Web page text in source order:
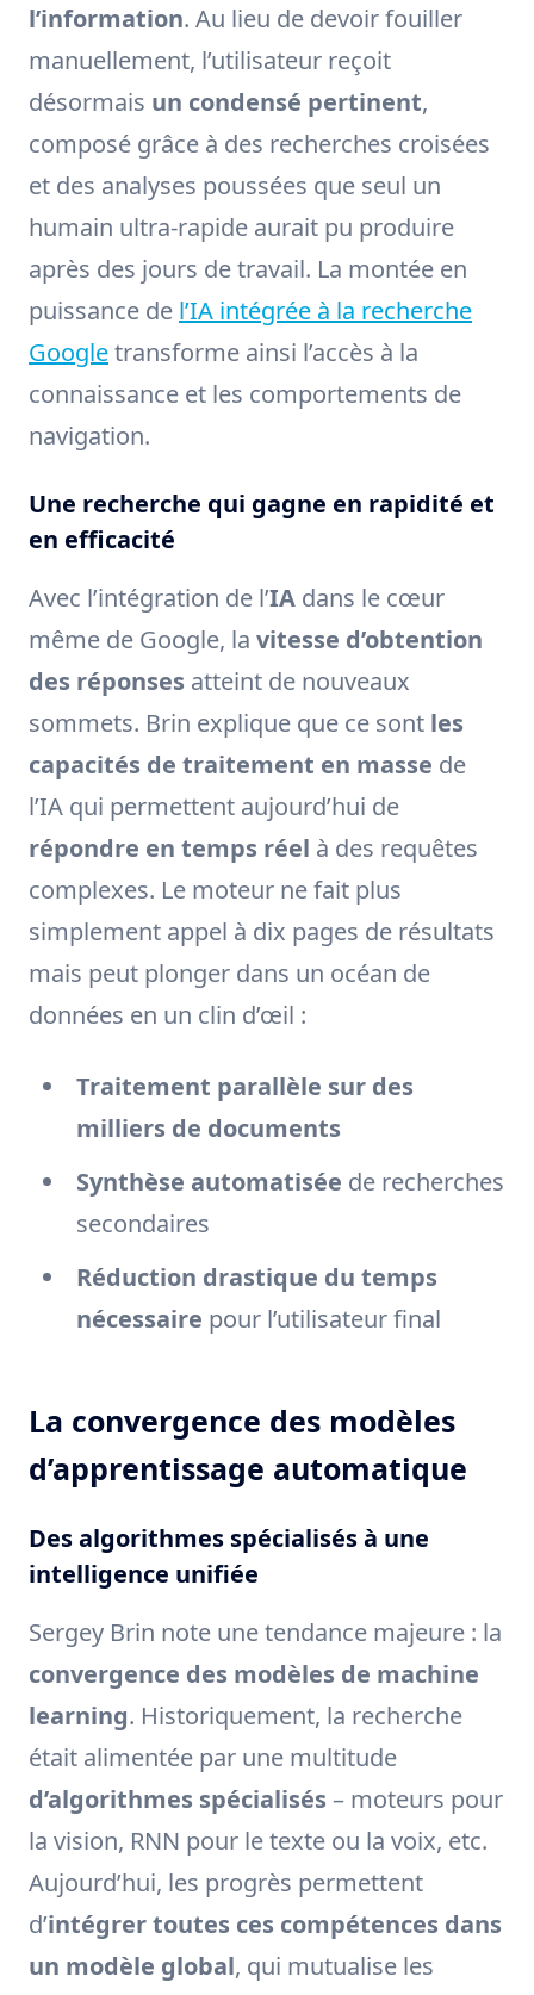
l’information. Au lieu de devoir fouiller
manuellement, l’utilisateur reçoit
désormais un condensé pertinent,
composé grâce à des recherches croisées
et des analyses poussées que seul un
humain ultra-rapide aurait pu produire
après des jours de travail. La montée en
puissance de l’IA intégrée à la recherche
Googletransforme ainsi l’accès à la
connaissance et les comportements de
navigation.
Une recherche qui gagne en rapidité et
en efficacité
Avec l’intégration de l’IA dans le cœur
même de Google, la vitesse d’obtention
des réponses atteint de nouveaux
sommets. Brin explique que ce sont les
capacités de traitement en masse de
l’IA qui permettent aujourd’hui de
répondre en temps réel à des requêtes
complexes. Le moteur ne fait plus
simplement appel à dix pages de résultats
mais peut plonger dans un océan de
données en un clin d’œil :
Traitement parallèle sur des
milliers de documents
Synthèse automatisée de recherches
secondaires
Réduction drastique du temps
nécessaire pour l’utilisateur final
La convergence des modèles
d’apprentissage automatique
Des algorithmes spécialisés à une
intelligence unifiée
Sergey Brin note une tendance majeure : la
convergence des modèles de machine
learning. Historiquement, la recherche
était alimentée par une multitude
d’algorithmes spécialisés – moteurs pour
la vision, RNN pour le texte ou la voix, etc.
Aujourd’hui, les progrès permettent
d’intégrer toutes ces compétences dans
un modèle global, qui mutualise les